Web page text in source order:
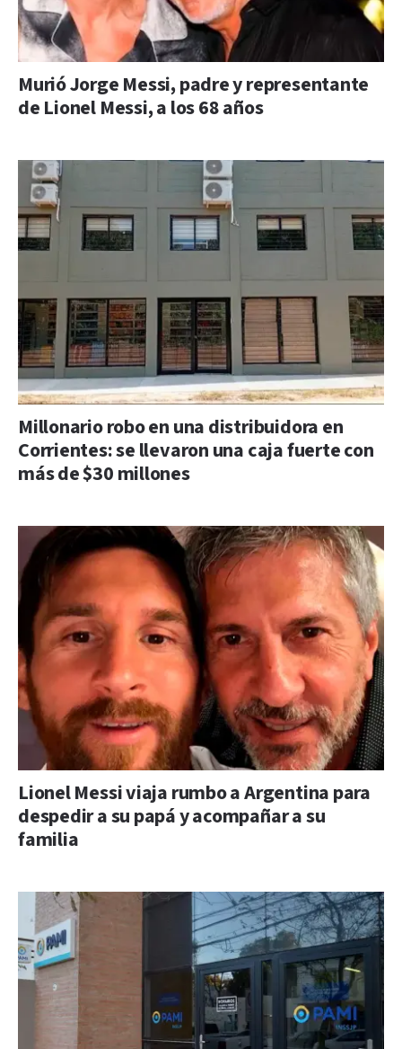
Murió Jorge Messi, padre y representante
de Lionel Messi, a los 68 años
Millonario robo en una distribuidora en
Corrientes: se llevaron una caja fuerte con
más de $30 millones
Lionel Messi viaja rumbo a Argentina para
despedir a su papá y acompañar a su
familia